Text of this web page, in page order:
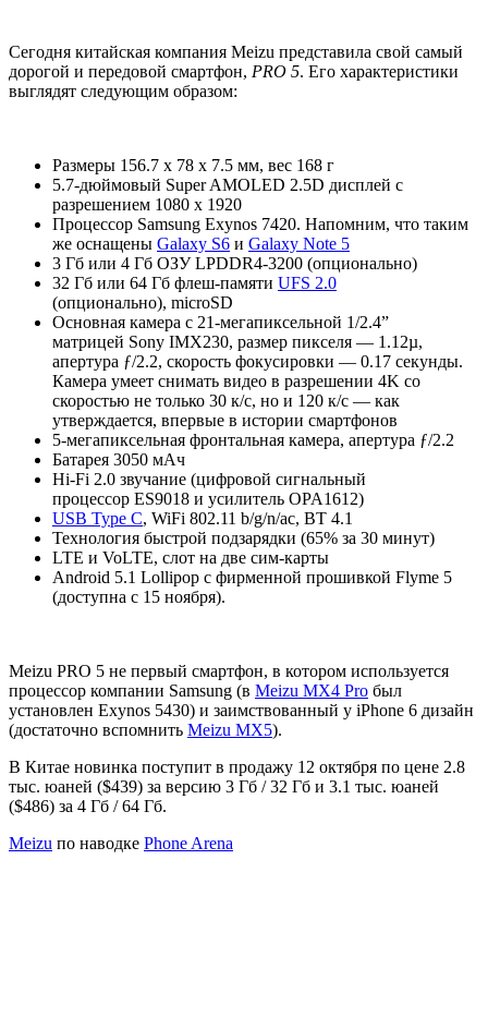
Сегодня китайская компания Meizu представила свой самый
дорогой и передовой смартфон, PRO 5. Его характеристики
выглядят следующим образом:
Размеры 156.7 x 78 x 7.5 мм, вес 168 г
5.7-дюймовый Super AMOLED 2.5D дисплей с
разрешением 1080 x 1920
Процессор Samsung Exynos 7420. Напомним, что таким
же оснащены Galaxy S6 и Galaxy Note 5
3 Гб или 4 Гб ОЗУ LPDDR4-3200 (опционально)
32 Гб или 64 Гб флеш-памяти UFS 2.0
(опционально), microSD
Основная камера с 21-мегапиксельной 1/2.4”
матрицей Sony IMX230, размер пикселя — 1.12µ,
апертура ƒ/2.2, скорость фокусировки — 0.17 секунды.
Камера умеет снимать видео в разрешении 4K со
скоростью не только 30 к/с, но и 120 к/с — как
утверждается, впервые в истории смартфонов
5-мегапиксельная фронтальная камера, апертура ƒ/2.2
Батарея 3050 мАч
Hi-Fi 2.0 звучание (цифровой сигнальный
процессор ES9018 и усилитель OPA1612)
USB Type C, WiFi 802.11 b/g/n/ac, BT 4.1
Технология быстрой подзарядки (65% за 30 минут)
LTE и VoLTE, слот на две сим-карты
Android 5.1 Lollipop с фирменной прошивкой Flyme 5
(доступна с 15 ноября).
Meizu PRO 5 не первый смартфон, в котором используется
процессор компании Samsung (в Meizu MX4 Pro был
установлен Exynos 5430) и заимствованный у iPhone 6 дизайн
(достаточно вспомнить Meizu MX5).
В Китае новинка поступит в продажу 12 октября по цене 2.8
тыс. юаней ($439) за версию 3 Гб / 32 Гб и 3.1 тыс. юаней
($486) за 4 Гб / 64 Гб.
Meizu по наводке Phone Arena